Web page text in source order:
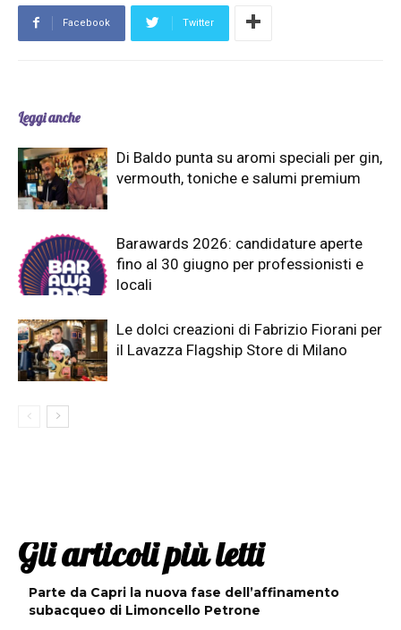
Facebook Twitter
Leggi anche
Di Baldo punta su aromi speciali per gin,
vermouth, toniche e salumi premium
Barawards 2026: candidature aperte
fino al 30 giugno per professionisti e
locali
Le dolci creazioni di Fabrizio Fiorani per
il Lavazza Flagship Store di Milano
Gli articoli più letti
Parte da Capri la nuova fase dell’affinamento
subacqueo di Limoncello Petrone